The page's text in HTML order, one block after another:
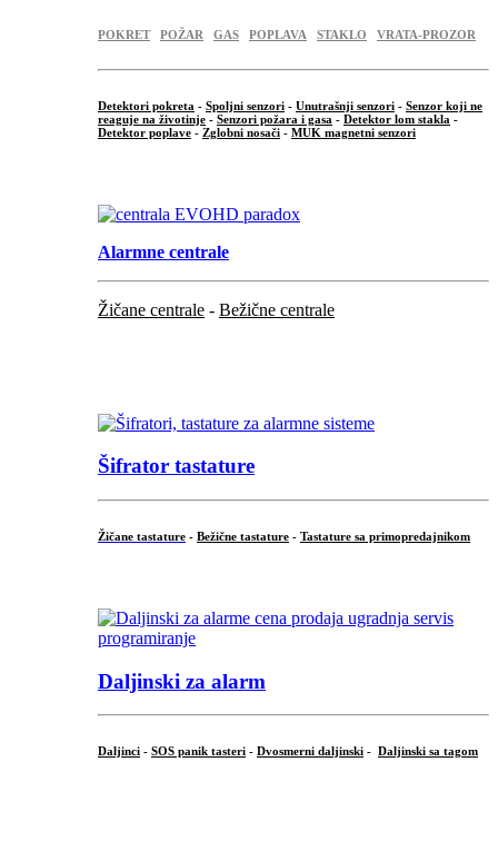
POKRET POŽAR GAS POPLAVA STAKLO VRATA-PROZOR
Detektori pokreta - Spoljni senzori - Unutrašnji senzori - Senzor koji ne
reaguje na životinje - Senzori požara i gasa - Detektor lom stakla -
Detektor poplave - Zglobni nosači - MUK magnetni senzori
Alarmne centrale
Žičane centrale - Bežične centrale
Šifrator tastature
Žičane tastature - Bežične tastature - Tastature sa primopredajnikom
Daljinski za alarm
Daljinci - SOS panik tasteri - Dvosmerni daljinski - Daljinski sa tagom